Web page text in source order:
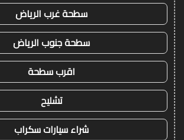
سطحة غرب الرياض
سطحة جنوب الرياض
اقرب سطحة
تشليح
شراء سيارات سكراب